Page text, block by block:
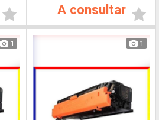
A consultar
1 1